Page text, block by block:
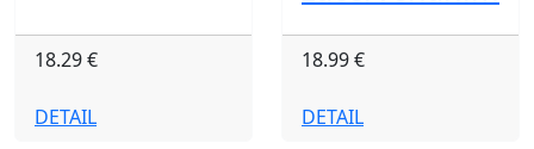
18.29 €
DETAIL
18.99 €
DETAIL